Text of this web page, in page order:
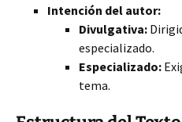
Intención del autor:
Divulgativa:
especializado.
Especializado:
tema.